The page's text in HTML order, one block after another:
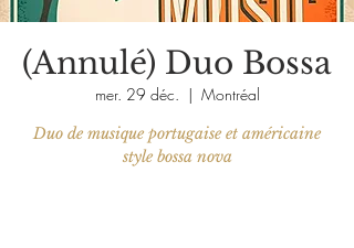
(Annulé) Duo Bossa
mer. 29 déc.
  |
Montréal
Duo de musique portugaise et américaine
style bossa nova